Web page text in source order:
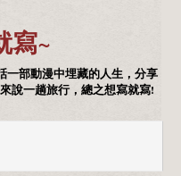
寫~
一部動漫中埋藏的人生，分享
說一趟旅行，總之想寫就寫!